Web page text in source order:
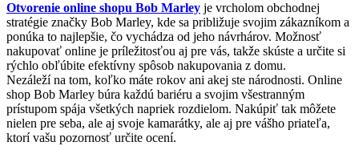
Otvorenie online shopu Bob Marley je vrcholom obchodnej
stratégie značky Bob Marley, kde sa približuje svojim zákazníkom a
ponúka to najlepšie, čo vychádza od jeho návrhárov. Možnosť
nakupovať online je príležitosťou aj pre vás, takže skúste a určite si
rýchlo obľúbite efektívny spôsob nakupovania z domu.
Nezáleží na tom, koľko máte rokov ani akej ste národnosti. Online
shop Bob Marley búra každú bariéru a svojim všestranným
prístupom spája všetkých napriek rozdielom. Nakúpiť tak môžete
nielen pre seba, ale aj svoje kamarátky, ale aj pre vášho priateľa,
ktorí vašu pozornosť určite ocení.